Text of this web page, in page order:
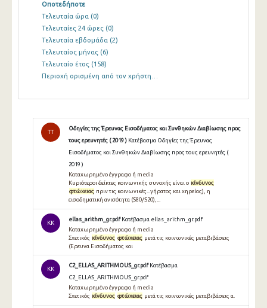
Οποτεδήποτε
Τελευταία ώρα (0)
Τελευταίες 24 ώρες (0)
Τελευταία εβδομάδα (2)
Τελευταίος μήνας (6)
Τελευταίο έτος (158)
Περιοχή ορισμένη από τον χρήστη…
TT
Οδηγίες της Έρευνας Εισοδήματος και Συνθηκών Διαβίωσης προς
τους ερευνητές ( 2019 ) Κατέβασμα Οδηγίες της Έρευνας
Εισοδήματος και Συνθηκών Διαβίωσης προς τους ερευνητές (
2019 )
Καταχωρημένο έγγραφο ή media
Κυριότεροι δείκτες κοινωνικής συνοχής είναι ο κίνδυνος
φτώχειας πριν τις κοινωνικές...γήρατος και χηρείας), η
εισοδηματική ανισότητα (S80/S20),...
KK
ellas_arithm_gr.pdf Κατέβασμα ellas_arithm_gr.pdf
Καταχωρημένο έγγραφο ή media
Σχετικός κίνδυνος φτώχειας μετά τις κοινωνικές μεταβιβάσεις
(Έρευνα Eισοδήματος και
KK
C2_ELLAS_ARITHMOUS_gr.pdf Κατέβασμα
C2_ELLAS_ARITHMOUS_gr.pdf
Καταχωρημένο έγγραφο ή media
Σχετικός κίνδυνος φτώχειας μετά τις κοινωνικές μεταβιβάσεις α.